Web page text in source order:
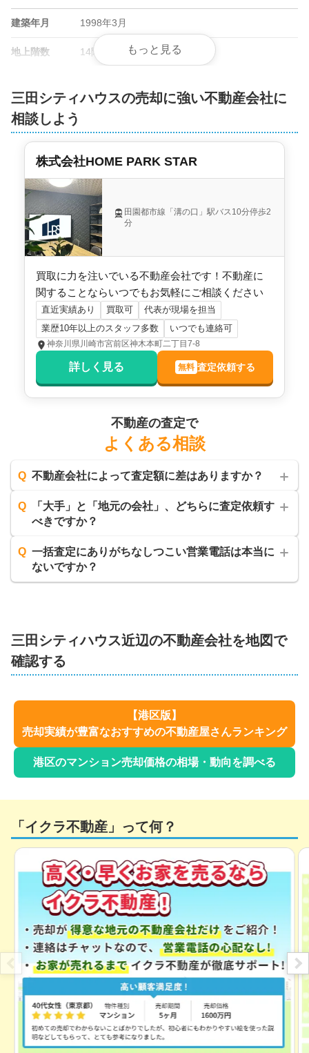
建築年月 1998年3月
地上階数 14階
管理会社
用途地域 準工業地域
施工会社 長谷工コーポレーション
もっと見る
三田シティハウスの売却に強い不動産会社に
相談しよう
株式会社HOME PARK STAR
田園都市線「溝の口」駅バス10分停歩2
分
買取に力を注いでいる不動産会社です！不動産に
関することならいつでもお気軽にご相談ください
直近実績あり 買取可
代表が現場を担当
業歴10年以上のスタッフ多数
いつでも連絡可
神奈川県川崎市宮前区神木本町二丁目7-8
詳しく見る 無料 査定依頼する
不動産の査定で
よくある相談
Q 不動産会社によって査定額に差はありますか？
Q
「大手」と「地元の会社」、どちらに査定依頼す
べきですか？
Q 一括査定にありがちなしつこい営業電話は本当に
ないですか？
三田シティハウス近辺の不動産会社を地図で
確認する
【港区版】
売却実績が豊富なおすすめの不動産屋さんランキング
港区のマンション売却価格の相場・動向を調べる
「イクラ不動産」って何？